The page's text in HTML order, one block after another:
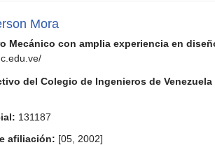
Mora
Mecánico con amplia experiencia en
del Colegio de Ingenieros de Venezuela
131187
afiliación: [05, 2002]